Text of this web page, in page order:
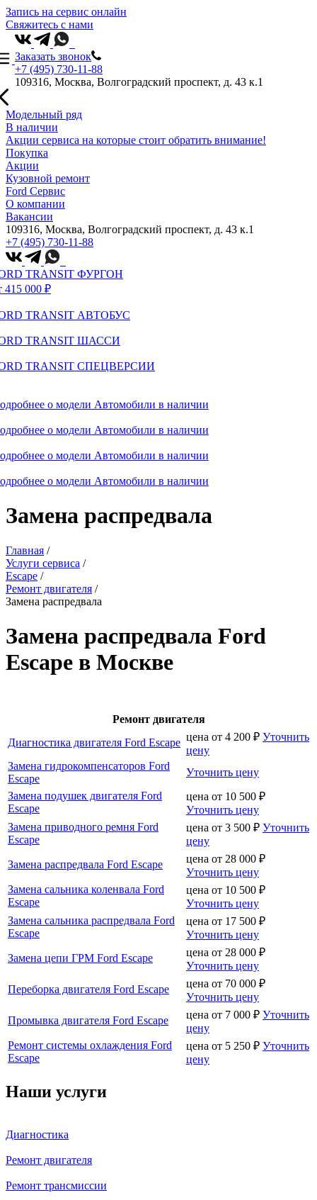
Запись на сервис онлайн
Свяжитесь с нами
Заказать звонок
+7 (495) 730-11-88
109316, Москва, Волгоградский проспект, д. 43 к.1
Модельный ряд
В наличии
Акции сервиса на которые стоит обратить внимание!
Покупка
Акции
Кузовной ремонт
Ford Сервис
О компании
Вакансии
109316, Москва, Волгоградский проспект, д. 43 к.1
+7 (495) 730-11-88
TRANSIT ФУРГОН
415 000 ₽
TRANSIT АВТОБУС
TRANSIT ШАССИ
TRANSIT СПЕЦВЕРСИИ
о модели Автомобили в наличии
о модели Автомобили в наличии
о модели Автомобили в наличии
о модели Автомобили в наличии
Замена распредвала
Главная /
Услуги сервиса /
Escape /
Ремонт двигателя /
Замена распредвала
Замена распредвала Ford
Escape в Москве
Ремонт двигателя
Диагностика двигателя Ford Escape цена от 4 200 ₽ Уточнить
цену
Замена гидрокомпенсаторов Ford
Escape
Уточнить цену
Замена подушек двигателя Ford
Escape
цена от 10 500 ₽
Уточнить цену
Замена приводного ремня Ford
Escape
цена от 3 500 ₽ Уточнить
цену
Замена распредвала Ford Escape
цена от 28 000 ₽
Уточнить цену
Замена сальника коленвала Ford
Escape
цена от 10 500 ₽
Уточнить цену
Замена сальника распредвала Ford
Escape
цена от 17 500 ₽
Уточнить цену
Замена цепи ГРМ Ford Escape
цена от 28 000 ₽
Уточнить цену
Переборка двигателя Ford Escape
цена от 70 000 ₽
Уточнить цену
Промывка двигателя Ford Escape
цена от 7 000 ₽ Уточнить
цену
Ремонт системы охлаждения Ford
Escape
цена от 5 250 ₽ Уточнить
цену
Наши услуги
Диагностика
Ремонт двигателя
Ремонт трансмиссии